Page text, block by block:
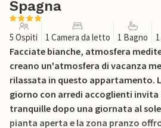
Spagna
5 Ospiti 1 Camera da letto 1 Bagno
Facciate bianche, atmosfera
creano un'atmosfera di vacanza
rilassata in questo appartamento.
giorno con arredi accoglienti invita
tranquille dopo una giornata al
pianta aperta e la zona pranzo